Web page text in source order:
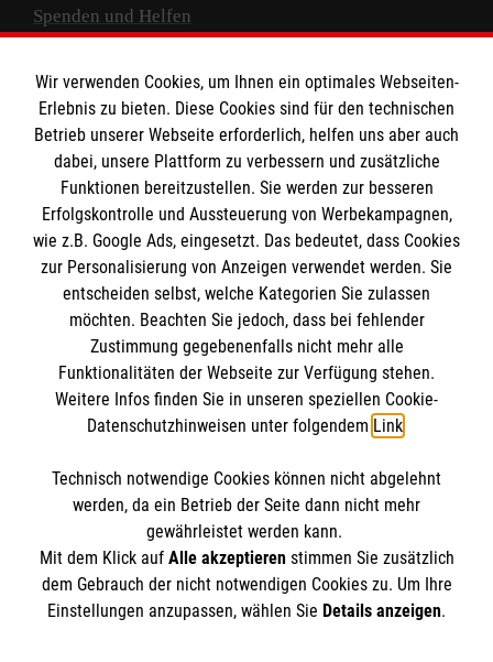
Spenden und Helfen
Empfänger: Malteser Hilfsdienst e.V.
IBAN: DE10 3706 0120 1201 2000 12
BIC: GENODED 1PA7
Newsletter abonnieren
Cookies verwalten|AGB|Impressum|Datenschutz
Barrierefreiheit |Kontakt| Sharepoint|Mediathek
Wir verwenden Cookies, um Ihnen ein optimales Webseiten-
Erlebnis zu bieten. Diese Cookies sind für den technischen
Betrieb unserer Webseite erforderlich, helfen uns aber auch
dabei, unsere Plattform zu verbessern und zusätzliche
Funktionen bereitzustellen. Sie werden zur besseren
Erfolgskontrolle und Aussteuerung von Werbekampagnen,
wie z.B. Google Ads, eingesetzt. Das bedeutet, dass Cookies
zur Personalisierung von Anzeigen verwendet werden. Sie
entscheiden selbst, welche Kategorien Sie zulassen
möchten. Beachten Sie jedoch, dass bei fehlender
Zustimmung gegebenenfalls nicht mehr alle
Funktionalitäten der Webseite zur Verfügung stehen.
Weitere Infos finden Sie in unseren speziellen Cookie-
Datenschutzhinweisen unter folgendem Link.
Technisch notwendige Cookies können nicht abgelehnt
werden, da ein Betrieb der Seite dann nicht mehr
gewährleistet werden kann.
Mit dem Klick auf Alle akzeptierenstimmen Sie zusätzlich
dem Gebrauch der nicht notwendigen Cookies zu. Um Ihre
Einstellungen anzupassen, wählen Sie Details anzeigen.